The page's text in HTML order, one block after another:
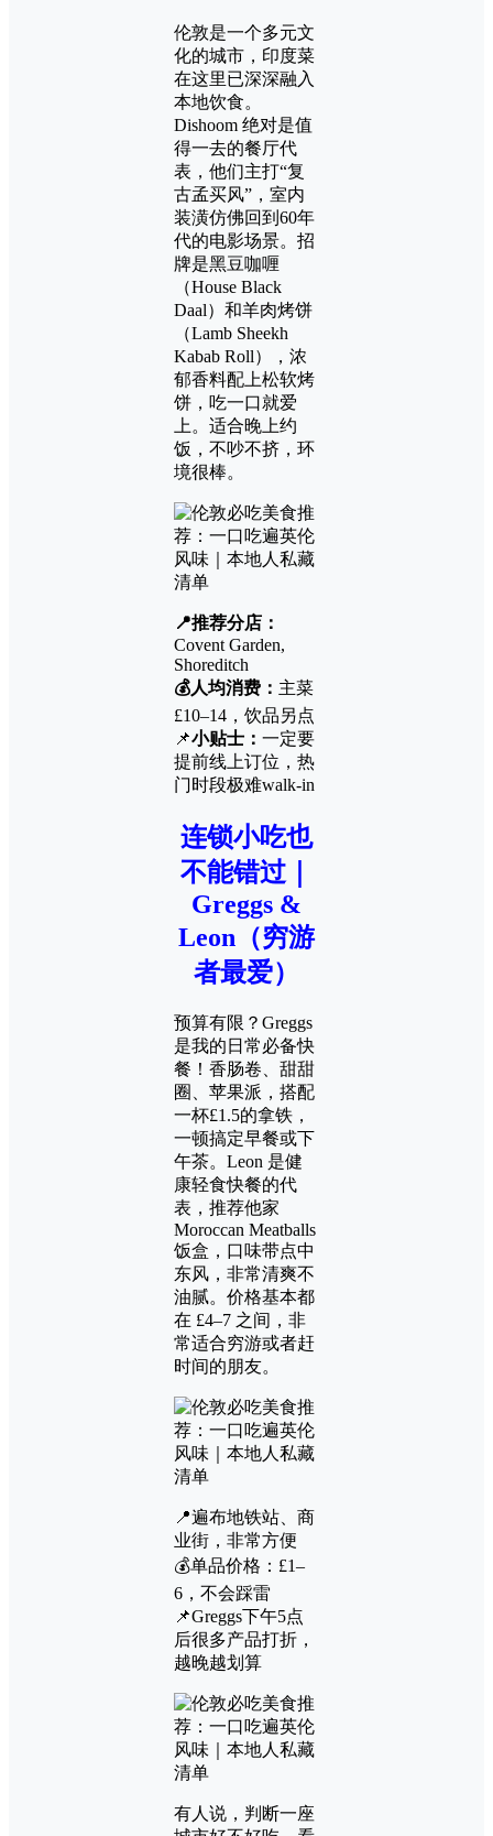
伦敦是一个多元文
化的城市，印度菜
在这里已深深融入
本地饮食。
Dishoom 绝对是值
得一去的餐厅代
表，他们主打“复
古孟买风”，室内
装潢仿佛回到60年
代的电影场景。招
牌是黑豆咖喱
（House Black
Daal）和羊肉烤饼
（Lamb Sheekh
Kabab Roll），浓
郁香料配上松软烤
饼，吃一口就爱
上。适合晚上约
饭，不吵不挤，环
境很棒。
📍推荐分店：
Covent Garden,
Shoreditch
💰人均消费： 主菜
£10–14，饮品另点
📌小贴士： 一定要
提前线上订位，热
门时段极难walk-in
连锁小吃也
不能错过｜
Greggs &
Leon（穷游
者最爱）
预算有限？Greggs
是我的日常必备快
餐！香肠卷、甜甜
圈、苹果派，搭配
一杯£1.5的拿铁，
一顿搞定早餐或下
午茶。Leon 是健
康轻食快餐的代
表，推荐他家
Moroccan Meatballs
饭盒，口味带点中
东风，非常清爽不
油腻。价格基本都
在 £4–7 之间，非
常适合穷游或者赶
时间的朋友。
📍遍布地铁站、商
业街，非常方便
💰单品价格：£1–
6，不会踩雷
📌Greggs下午5点
后很多产品打折，
越晚越划算
有人说，判断一座